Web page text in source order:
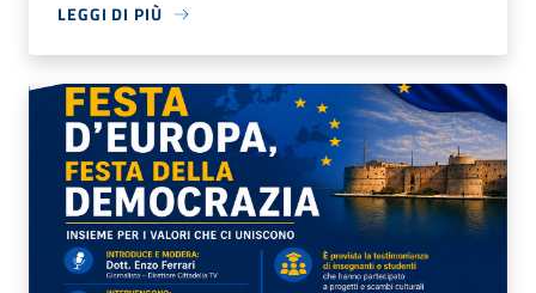
LEGGI DI PIÙ